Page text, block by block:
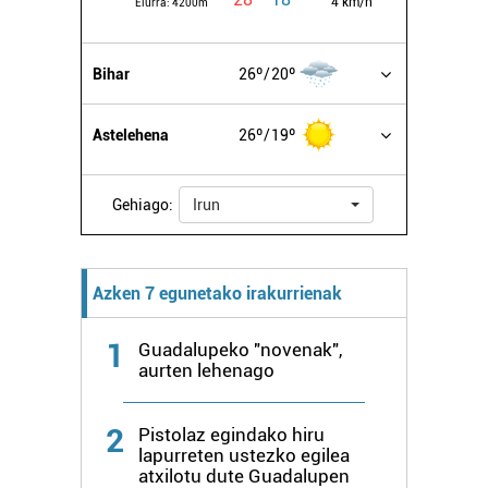
datuen atalean. Edozein unetan alda edo ken dezakezu
zure baimena Cookieen adierazpenean.
Webgune honek cookie propioak eta hirugarrenen cookie-
fitxategiak erabiltzen ditu. Zure esperientzia eta
zerbitzuak hobetzeko asmoz, cookie teknologiaz
baliatzen gara. Ohar hau onartuz gero, teknologia hori
erabiltzeko baimen esplizitua ematen diguzu.Gehiago
Bihar 26º 20º
Astelehena 26º 19º
Gehiago: Irun
Azken 7 egunetako irakurrienak
1
Guadalupeko "novenak",
aurten lehenago
2
Pistolaz egindako hiru
lapurreten ustezko egilea
atxilotu dute Guadalupen